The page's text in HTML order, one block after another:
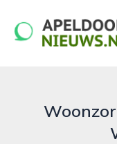
apeldoornsnieuws.nl